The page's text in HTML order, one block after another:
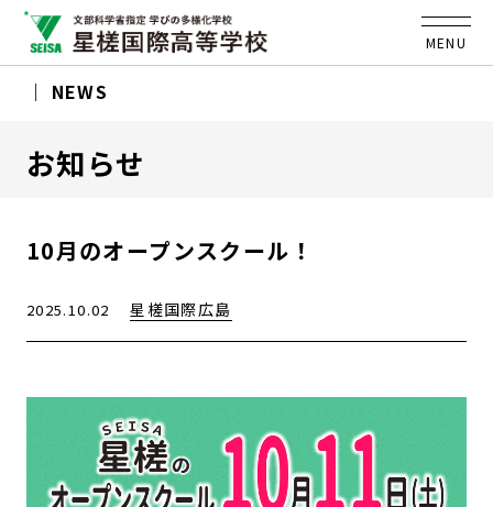
MENU
NEWS
お知らせ
10月のオープンスクール！
2025.10.02 星槎国際広島